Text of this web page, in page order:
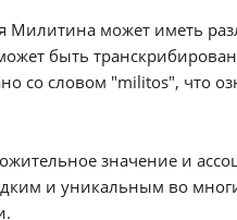
Милитина может иметь
быть
со словом "militos", что
значение и
и уникальным во